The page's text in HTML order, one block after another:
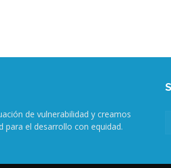
de vulnerabilidad y creamos
para el desarrollo con equidad.